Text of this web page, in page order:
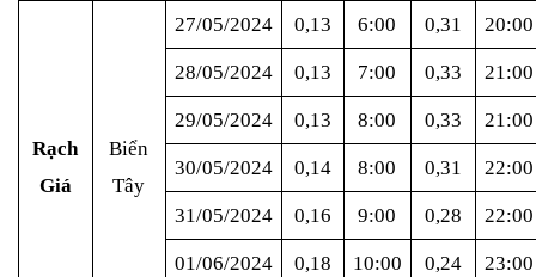
Rạch
Giá
Biển
Tây
27/05/2024 0,13 6:00 0,31 20:00
28/05/2024 0,13 7:00 0,33 21:00
29/05/2024 0,13 8:00 0,33 21:00
30/05/2024 0,14 8:00 0,31 22:00
31/05/2024 0,16 9:00 0,28 22:00
01/06/2024 0,18 10:00 0,24 23:00